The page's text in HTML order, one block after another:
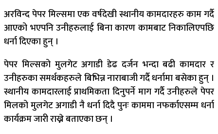
अरविन्द पेपर मिल्समा एक वर्षदेखी स्थानीय कामदारहरु काम गर्दै
आएको भएपनि उनीहरुलाई बिना कारण कामबाट निकालिएपछि
धर्ना दिएका हुन् ।
पेपर मिल्सको मुलगेट अगाडी डेढ दर्जन भन्दा बढी कामदार र
उनीहरुका समर्थकहरुले बिभिन्न नाराबाजी गर्दै धर्नामा बसेका हुन् ।
स्थानीय कामदारलाई प्राथमिकता दिनुपर्ने माग गर्दै उनीहरुले पेपर
मिलको मुलगेट अगाडी नै धर्ना दिदै पुनः काममा नफर्काएसम्म धर्ना
कार्यक्रम जारी राख्ने बताएका छन् ।